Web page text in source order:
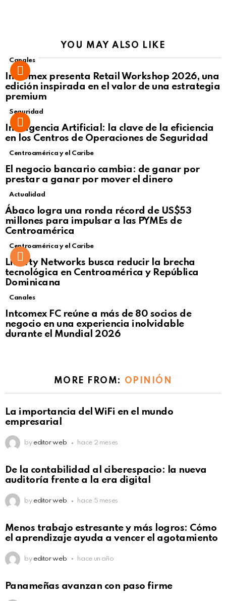
YOU MAY ALSO LIKE
Canales
Intcomex presenta Retail Workshop 2026, una
edición inspirada en el valor de una estrategia
premium
Seguridad
Inteligencia Artificial: la clave de la eficiencia
en los Centros de Operaciones de Seguridad
Centroamérica y el Caribe
El negocio bancario cambia: de ganar por
prestar a ganar por mover el dinero
Not Safe For Work
Click to view this post
Actualidad
Ábaco logra una ronda récord de US$53
millones para impulsar a las PYMEs de
Centroamérica
Centroamérica y el Caribe
Liberty Networks busca reducir la brecha
tecnológica en Centroamérica y República
Dominicana
Canales
Intcomex FC reúne a más de 80 socios de
negocio en una experiencia inolvidable
durante el Mundial 2026
MORE FROM: OPINIÓN
La importancia del WiFi en el mundo
empresarial
by editor web hace 2 meses
De la contabilidad al ciberespacio: la nueva
auditoría frente a la era digital
by editor web hace 5 meses
Menos trabajo estresante y más logros: Cómo
el aprendizaje ayuda a vencer el agotamiento
by editor web hace un año
Panameñas avanzan con paso firme